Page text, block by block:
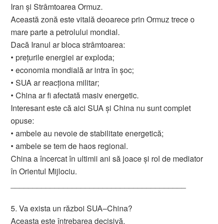
Iran și Strâmtoarea Ormuz.
Această zonă este vitală deoarece prin Ormuz trece o
mare parte a petrolului mondial.
Dacă Iranul ar bloca strâmtoarea:
• prețurile energiei ar exploda;
• economia mondială ar intra în șoc;
• SUA ar reacționa militar;
• China ar fi afectată masiv energetic.
Interesant este că aici SUA și China nu sunt complet
opuse:
• ambele au nevoie de stabilitate energetică;
• ambele se tem de haos regional.
China a încercat în ultimii ani să joace și rol de mediator
în Orientul Mijlociu.
5. Va exista un război SUA–China?
Aceasta este întrebarea decisivă.